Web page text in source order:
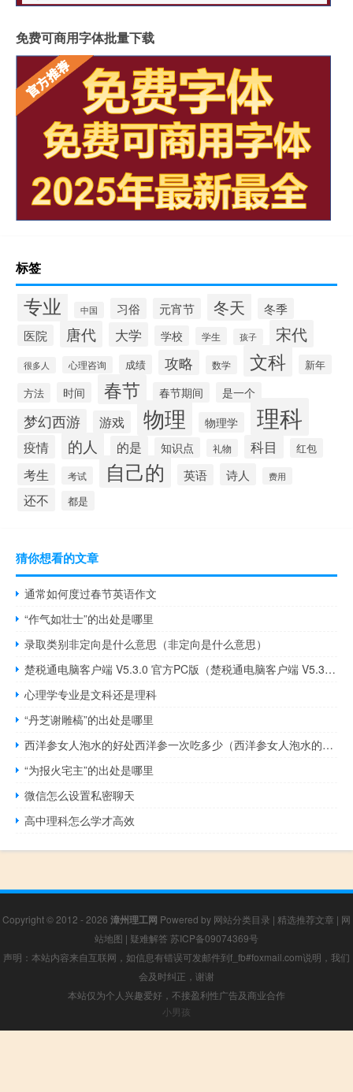
免费可商用字体批量下载
标签
专业 中国 习俗 元宵节 冬天
冬季
医院
唐代 大学 学校 学生 孩子 宋代
很多人 心理咨询 成绩 攻略 数学 文科
新年
方法
时间 春节 春节期间 是一个
梦幻西游 游戏 物理 物理学 理科
疫情 的人 的是 知识点 礼物 科目 红包
考生 考试 自己的 英语 诗人 费用
还不 都是
猜你想看的文章
通常如何度过春节英语作文
“作气如壮士”的出处是哪里
录取类别非定向是什么意思（非定向是什么意思）
楚税通电脑客户端 V5.3.0 官方PC版（楚税通电脑客户端 V5.3.0 官方PC版功能简介）
心理学专业是文科还是理科
“丹芝谢雕槁”的出处是哪里
西洋参女人泡水的好处西洋参一次吃多少（西洋参女人泡水的好处）
“为报火宅主”的出处是哪里
微信怎么设置私密聊天
高中理科怎么学才高效
Copyright © 2012 - 2026 漳州理工网 Powered by 网站分类目录 | 精选推荐文章 | 网
站地图 | 疑难解答 苏ICP备09074369号
声明：本站内容来自互联网，如信息有错误可发邮件到f_fb#foxmail.com说明，我们
会及时纠正，谢谢
本站仅为个人兴趣爱好，不接盈利性广告及商业合作
小男孩